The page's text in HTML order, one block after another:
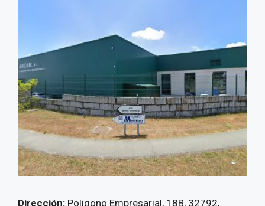
Dirección: Poligono Empresarial, 18B, 32792,